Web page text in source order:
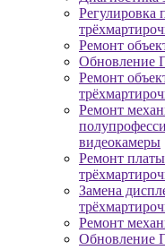
Регулировка
Ремонт
Обновление
Ремонт
Ремонт
видеокамеры
Ремонт
Замена
Ремонт
Обновление